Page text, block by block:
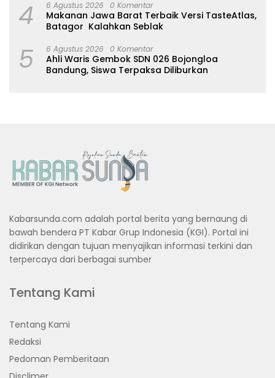
4 6 Agustus 2026 0 Komentar
Makanan Jawa Barat Terbaik Versi TasteAtlas,
Batagor Kalahkan Seblak
5 6 Agustus 2026 0 Komentar
Ahli Waris Gembok SDN 026 Bojongloa
Bandung, Siswa Terpaksa Diliburkan
Kabarsunda.com adalah portal berita yang bernaung di
bawah bendera PT Kabar Grup Indonesia (KGI). Portal ini
didirikan dengan tujuan menyajikan informasi terkini dan
terpercaya dari berbagai sumber
Tentang Kami
Tentang Kami
Redaksi
Pedoman Pemberitaan